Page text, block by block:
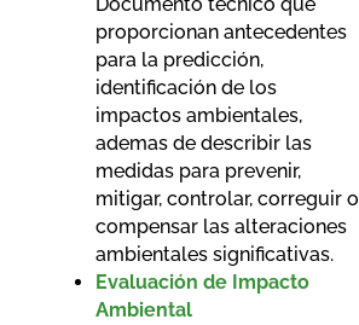
proporcionan antecedentes
para la predicción,
identificación de los
impactos ambientales,
ademas de describir las
medidas para prevenir,
mitigar, controlar, correguir o
compensar las alteraciones
ambientales significativas.
Evaluación de Impacto
Ambiental